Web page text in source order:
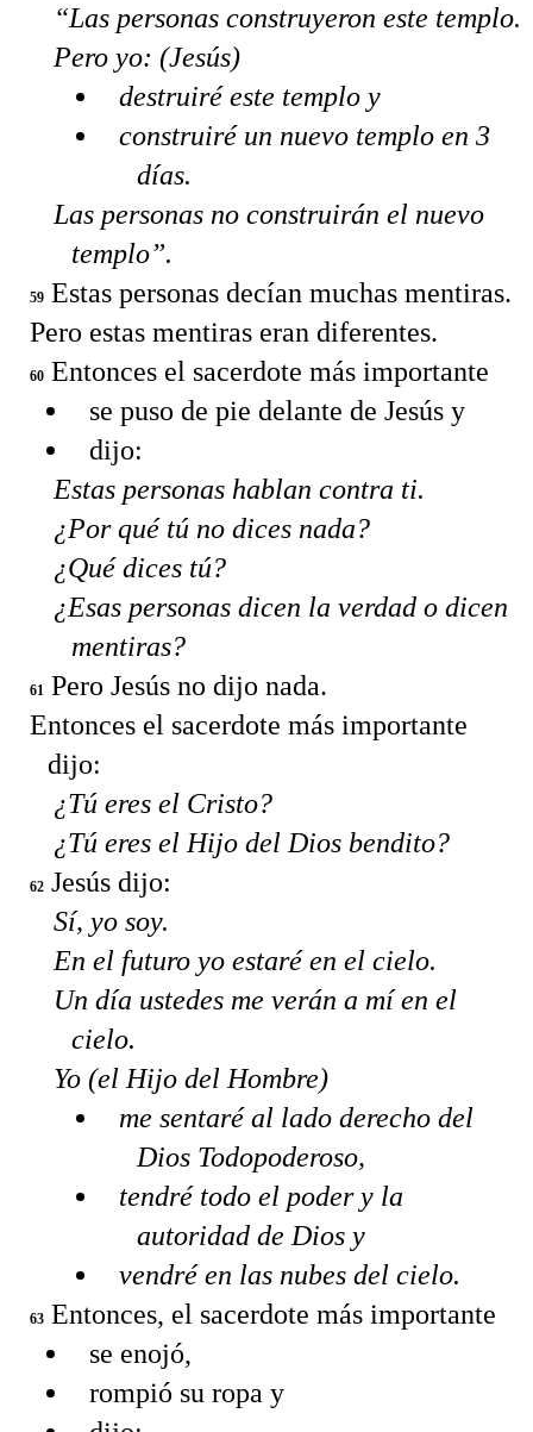
“Las personas construyeron este templo.
Pero yo: (Jesús)
destruiré este templo y
construiré un nuevo templo en 3
días.
Las personas no construirán el nuevo
templo”.
59 Estas personas decían muchas mentiras.
Pero estas mentiras eran diferentes.
60 Entonces el sacerdote más importante
se puso de pie delante de Jesús y
dijo:
Estas personas hablan contra ti.
¿Por qué tú no dices nada?
¿Qué dices tú?
¿Esas personas dicen la verdad o dicen
mentiras?
61 Pero Jesús no dijo nada.
Entonces el sacerdote más importante
dijo:
¿Tú eres el Cristo?
¿Tú eres el Hijo del Dios bendito?
62 Jesús dijo:
Sí, yo soy.
En el futuro yo estaré en el cielo.
Un día ustedes me verán a mí en el
cielo.
Yo (el Hijo del Hombre)
me sentaré al lado derecho del
Dios Todopoderoso,
tendré todo el poder y la
autoridad de Dios y
vendré en las nubes del cielo.
63 Entonces, el sacerdote más importante
se enojó,
rompió su ropa y